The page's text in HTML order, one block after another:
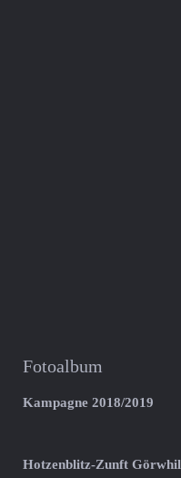
Fotoalbum
Kampagne 2018/2019
Hotzenblitz-Zunft Görwhil